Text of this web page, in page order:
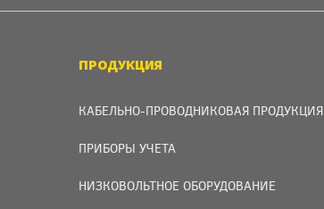
ПРОДУКЦИЯ
КАБЕЛЬНО-ПРОВОДНИКОВАЯ ПРОДУКЦИЯ
ПРИБОРЫ УЧЕТА
НИЗКОВОЛЬТНОЕ ОБОРУДОВАНИЕ